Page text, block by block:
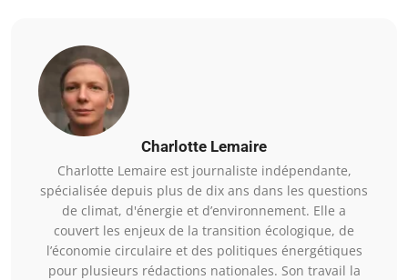
Charlotte Lemaire
Charlotte Lemaire est journaliste indépendante,
spécialisée depuis plus de dix ans dans les questions
de climat, d'énergie et d’environnement. Elle a
couvert les enjeux de la transition écologique, de
l’économie circulaire et des politiques énergétiques
pour plusieurs rédactions nationales. Son travail la